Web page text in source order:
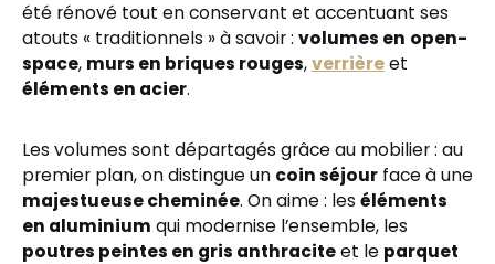
été rénové tout en conservant et accentuant ses
atouts « traditionnels » à savoir : volumes en open-
space, murs en briques rouges,verrièreet
éléments en acier.
Les volumes sont départagés grâce au mobilier : au
premier plan, on distingue un coin séjour face à une
majestueuse cheminée. On aime : les éléments
en aluminium qui modernise l’ensemble, les
poutres peintes en gris anthraciteet le parquet